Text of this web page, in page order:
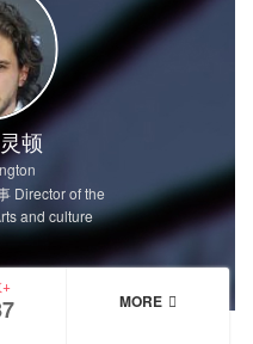
顿
Director of the
and culture
MORE